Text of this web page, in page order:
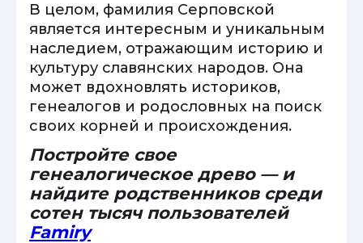
В целом, фамилия Серповской
является интересным и уникальным
наследием, отражающим историю и
культуру славянских народов. Она
может вдохновлять историков,
генеалогов и родословных на поиск
своих корней и происхождения.
Постройте свое
генеалогическое древо — и
найдите родственников среди
сотен тысяч пользователей
Famiry